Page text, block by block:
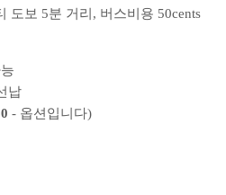
도보 5분 거리, 버스비용 50cents
납
- 옵션입니다)